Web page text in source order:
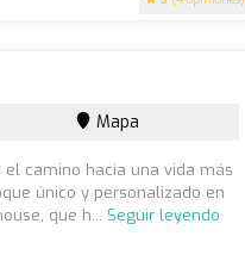
Mapa
camino hacia una vida más
único y personalizado en
que h... Seguir leyendo